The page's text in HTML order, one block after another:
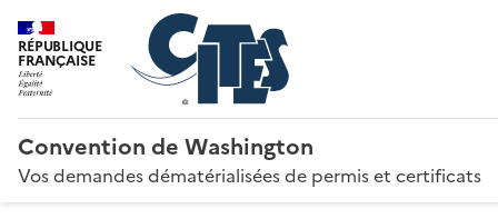
RÉPUBLIQUE
FRANÇAISE
Convention de Washington
Vos demandes dématérialisées de permis et certificats